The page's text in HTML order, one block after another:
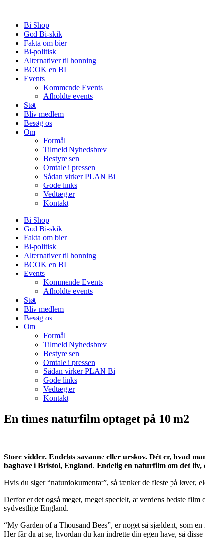
indholdBi Shop
God Bi-skik
Fakta om bier
Bi-politisk
Alternativer til honning
BOOK en BI
Events
Kommende Events
Afholdte events
Støt
Bliv medlem
Besøg os
Om
Formål
Tilmeld Nyhedsbrev
Bestyrelsen
Omtale i pressen
Sådan virker PLAN Bi
Gode links
Vedtægter
Kontakt
Bi Shop
God Bi-skik
Fakta om bier
Bi-politisk
Alternativer til honning
BOOK en BI
Events
Kommende Events
Afholdte events
Støt
Bliv medlem
Besøg os
Om
Formål
Tilmeld Nyhedsbrev
Bestyrelsen
Omtale i pressen
Sådan virker PLAN Bi
Gode links
Vedtægter
Kontakt
En times naturfilm optaget på 10 m2
Store vidder. Endeløs savanne eller urskov. Dét er, hvad
baghave i Bristol, England. Endelig en naturfilm om det
Hvis du siger “naturdokumentar”, så tænker de fleste på løver,
Derfor er det også meget, meget specielt, at verdens bedste
sydvestlige England.
“My Garden of a Thousand Bees”, er noget så sjældent, som
Her får du at se, hvordan du kan indrette din egen have, så